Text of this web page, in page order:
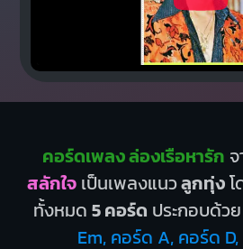
คอร์ดเพลง ล่องเรือหารัก
สลักใจเป็นเพลงแนวลูกทุ่งโ
ทั้งหมด 5 คอร์ด ประกอบด้วย
Em, คอร์ด A, คอร์ด